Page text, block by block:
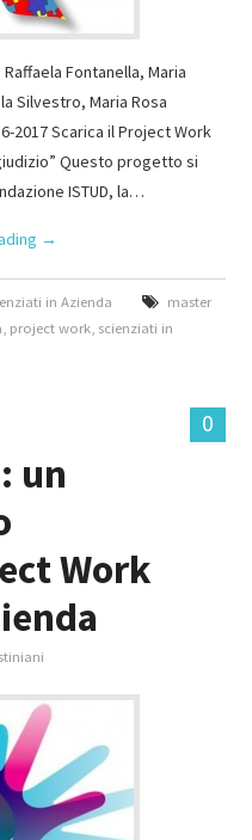
Fontanella, Maria
Silvestro, Maria Rosa
2017 Scarica il Project Work
Questo progetto si
ISTUD, la…
→
in Azienda
master
project work scienziati in
0
un
Work